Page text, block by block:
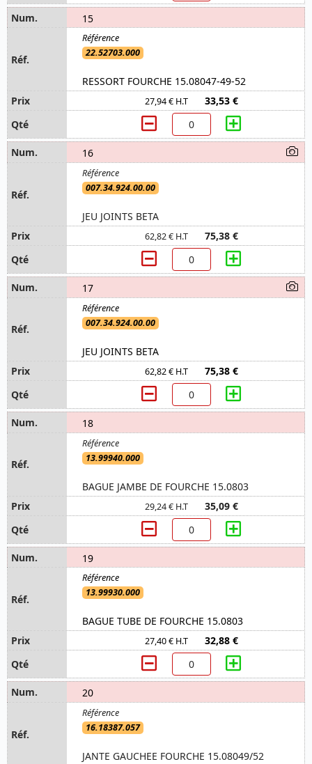
15
22.52703.000
RESSORT FOURCHE 15.08047-49-52
27,94 € H.T 33,53 €
16
007.34.924.00.00
JEU JOINTS BETA
62,82 € H.T 75,38 €
17
007.34.924.00.00
JEU JOINTS BETA
62,82 € H.T 75,38 €
18
13.99940.000
BAGUE JAMBE DE FOURCHE 15.0803
29,24 € H.T 35,09 €
19
13.99930.000
BAGUE TUBE DE FOURCHE 15.0803
27,40 € H.T 32,88 €
20
16.18387.057
JANTE GAUCHEE FOURCHE 15.08049/52